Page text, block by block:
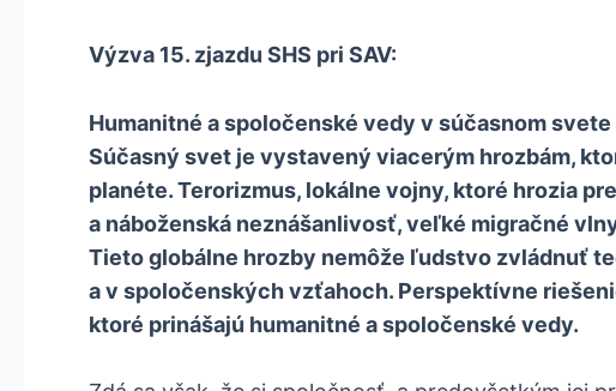
Výzva 15. zjazdu SHS pri SAV:
Humanitné a spoločenské vedy v súčasnom svete
Súčasný svet je vystavený viacerým hrozbám,
planéte. Terorizmus, lokálne vojny, ktoré hrozia
a náboženská neznášanlivosť, veľké migračné
Tieto globálne hrozby nemôže ľudstvo zvládnuť
a v spoločenských vzťahoch. Perspektívne
ktoré prinášajú humanitné a spoločenské vedy.